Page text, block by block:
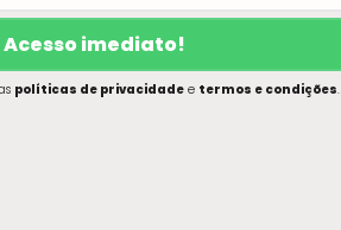
políticas de privacidadee termos e condições.